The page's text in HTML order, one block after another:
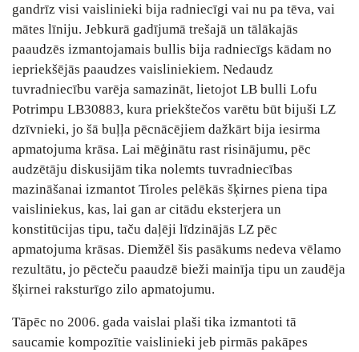
gandrīz visi vaislinieki bija radniecīgi vai nu pa tēva, vai
mātes līniju. Jebkurā gadījumā trešajā un tālākajās
paaudzēs izmantojamais bullis bija radniecīgs kādam no
iepriekšējās paaudzes vaisliniekiem. Nedaudz
tuvradniecību varēja samazināt, lietojot LB bulli Lofu
Potrimpu LB30883, kura priekštečos varētu būt bijuši LZ
dzīvnieki, jo šā buļļa pēcnācējiem dažkārt bija iesirma
apmatojuma krāsa. Lai mēģinātu rast risinājumu, pēc
audzētāju diskusijām tika nolemts tuvradniecības
mazināšanai izmantot Tiroles pelēkās šķirnes piena tipa
vaisliniekus, kas, lai gan ar citādu eksterjera un
konstitūcijas tipu, taču daļēji līdzinājās LZ pēc
apmatojuma krāsas. Diemžēl šis pasākums nedeva vēlamo
rezultātu, jo pēcteču paaudzē bieži mainīja tipu un zaudēja
šķirnei raksturīgo zilo apmatojumu.
Tāpēc no 2006. gada vaislai plaši tika izmantoti tā
saucamie kompozītie vaislinieki jeb pirmās pakāpes